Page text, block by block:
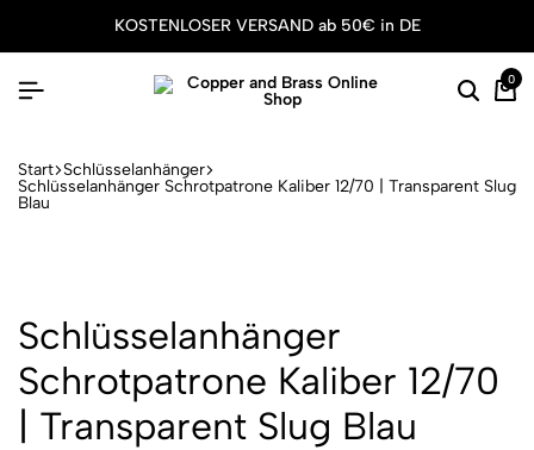
KOSTENLOSER VERSAND ab 50€ in DE
Suche
0
Start Schlüsselanhänger
Schlüsselanhänger Schrotpatrone Kaliber 12/70 | Transparent Slug
Blau
Schlüsselanhänger
Schrotpatrone Kaliber 12/70
| Transparent Slug Blau